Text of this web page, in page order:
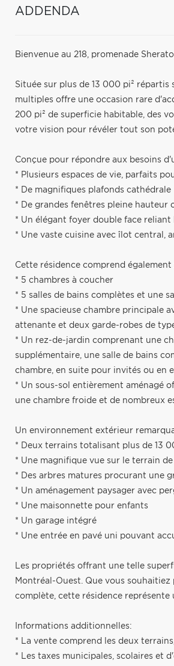
ADDENDA
Bienvenue au 218, promenade
Située sur plus de 13 000 pi²
multiples offre une occasion rare
200 pi² de superficie habitable, des
votre vision pour révéler tout son
Conçue pour répondre aux besoins
* Plusieurs espaces de vie, parfaits
* De magnifiques plafonds cathédrale
* De grandes fenêtres pleine
* Un élégant foyer double face reliant
* Une vaste cuisine avec îlot central,
Cette résidence comprend également
* 5 chambres à coucher
* 5 salles de bains complètes et une
* Une spacieuse chambre principale
attenante et deux garde-robes de
* Un rez-de-jardin comprenant une
supplémentaire, une salle de bains
chambre, en suite pour invités ou en
* Un sous-sol entièrement aménagé
une chambre froide et de nombreux
Un environnement extérieur
* Deux terrains totalisant plus de 13
* Une magnifique vue sur le terrain
* Des arbres matures procurant une
* Un aménagement paysager avec
* Une maisonnette pour enfants
* Un garage intégré
* Une entrée en pavé uni pouvant
Les propriétés offrant une telle
Montréal-Ouest. Que vous
complète, cette résidence
Informations additionnelles:
* La vente comprend les deux
* Les taxes municipales, scolaires et